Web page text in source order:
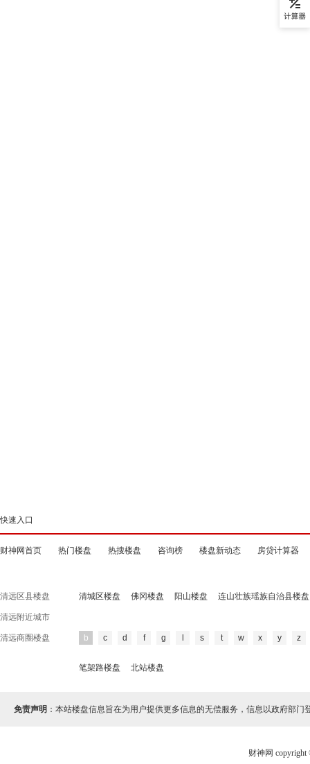
快速入口
财神网首页 热门楼盘 热搜楼盘 咨询榜 楼盘新动态 房贷计算器
清远区县楼盘 清城区楼盘 佛冈楼盘 阳山楼盘 连山壮族瑶族自治县楼盘
清远附近城市
清远商圈楼盘 b c d f g s t w x y z
笔架路楼盘 北站楼盘
免责声明 ：本站楼盘信息旨在为用户提供更多信息的无偿服务，信息以政府部门
财神网